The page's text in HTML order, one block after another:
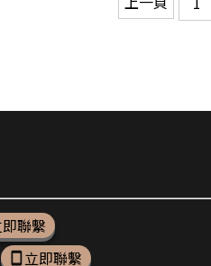
聯繫
立即聯繫